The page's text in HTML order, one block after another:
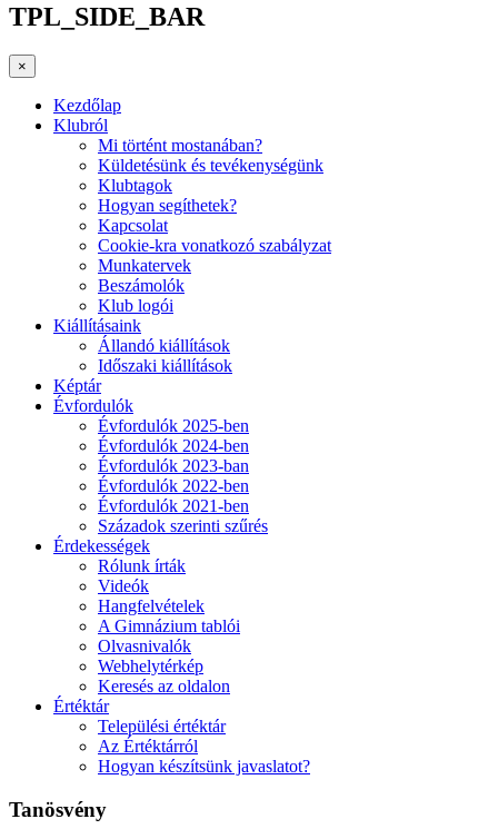
TPL_SIDE_BAR
×
Kezdőlap
Klubról
Mi történt mostanában?
Küldetésünk és tevékenységünk
Klubtagok
Hogyan segíthetek?
Kapcsolat
Cookie-kra vonatkozó szabályzat
Munkatervek
Beszámolók
Klub logói
Kiállításaink
Állandó kiállítások
Időszaki kiállítások
Képtár
Évfordulók
Évfordulók 2025-ben
Évfordulók 2024-ben
Évfordulók 2023-ban
Évfordulók 2022-ben
Évfordulók 2021-ben
Századok szerinti szűrés
Érdekességek
Rólunk írták
Videók
Hangfelvételek
A Gimnázium tablói
Olvasnivalók
Webhelytérkép
Keresés az oldalon
Értéktár
Települési értéktár
Az Értéktárról
Hogyan készítsünk javaslatot?
Tanösvény